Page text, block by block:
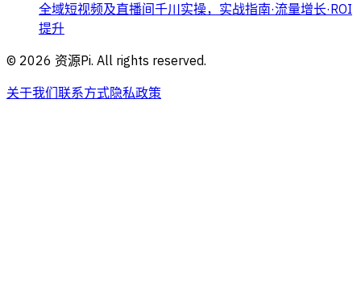
全域短视频及直播间千川实操，实战指南·流量增长·ROI
提升
© 2026 资源Pi. All rights reserved.
关于我们联系方式隐私政策